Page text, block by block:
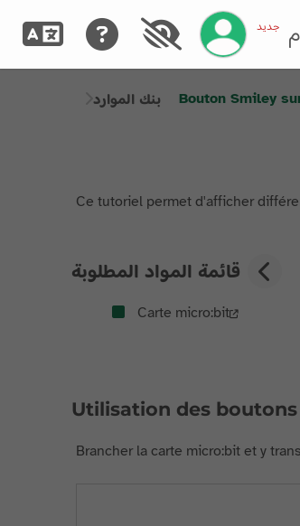
جديد إدارة حسابك
بنك الموارد Bouton Smiley
Ce tutoriel permet d'afficher
قائمة المواد المطلوبة
Carte micro:bit
Utilisation des boutons
Brancher la carte micro:bit et y